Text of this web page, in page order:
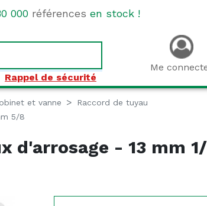
000 références en stock !
Rappel de sécurité
Me
et vanne
Raccord de tuyau
5/8
d'arrosage - 13 mm